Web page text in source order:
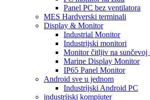
Panel PC bez ventilatora
MES Hardverski terminali
Display & Monitor
Industrial Monitor
Industrijski monitori
Monitor čitljiv na sunčevoj
Marine Display Monitor
IP65 Panel Monitor
Android sve u jednom
Industrijski Android PC
industrijski kompjuter